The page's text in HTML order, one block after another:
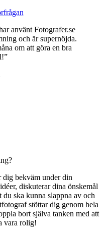
använt Fotografer.se
och är supernöjda.
om att göra en bra
dig bekväm under din
diskuterar dina önskemål
ska kunna slappna av och
stöttar dig genom hela
bort själva tanken med att
vara rolig!